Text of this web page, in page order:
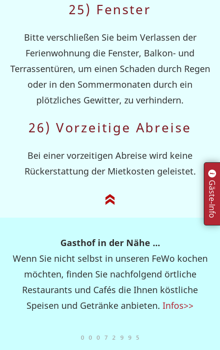
25) Fenster
Bitte verschließen Sie beim Verlassen der
Ferienwohnung die Fenster, Balkon- und
Terrassentüren, um einen Schaden durch Regen
oder in den Sommermonaten durch ein
plötzliches Gewitter, zu verhindern.
26) Vorzeitige Abreise
Bei einer vorzeitigen Abreise wird keine
Rückerstattung der Mietkosten geleistet.
Gasthof in der Nähe ...
Wenn Sie nicht selbst in unseren FeWo kochen
möchten, finden Sie nachfolgend örtliche
Restaurants und Cafés die Ihnen köstliche
Speisen und Getränke anbieten. Infos>>
Gäste-Info